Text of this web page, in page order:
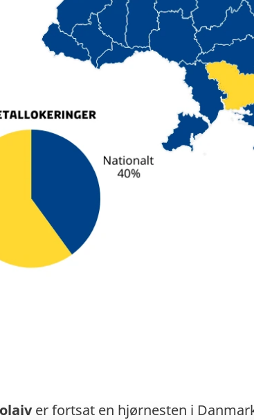
er fortsat en hjørnesten i